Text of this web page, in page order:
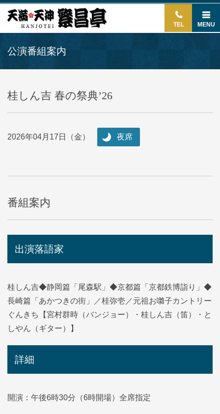
TEL MENU
公演番組案内
桂しん吉 春の祭典’26
2026年04月17日（金） 夜席
番組案内
出演落語家
桂しん吉◆静岡篇「尾森駅」◆京都篇「京都鉄博詣り」◆
長崎篇「あかつきの街」／桂弥壱／元祖お囃子カントリー
ぐんきち【宮村群時（バンジョー）・桂しん吉（笛）・と
しやん（ギター）】
詳細
開演：午後6時30分（6時開場）全席指定